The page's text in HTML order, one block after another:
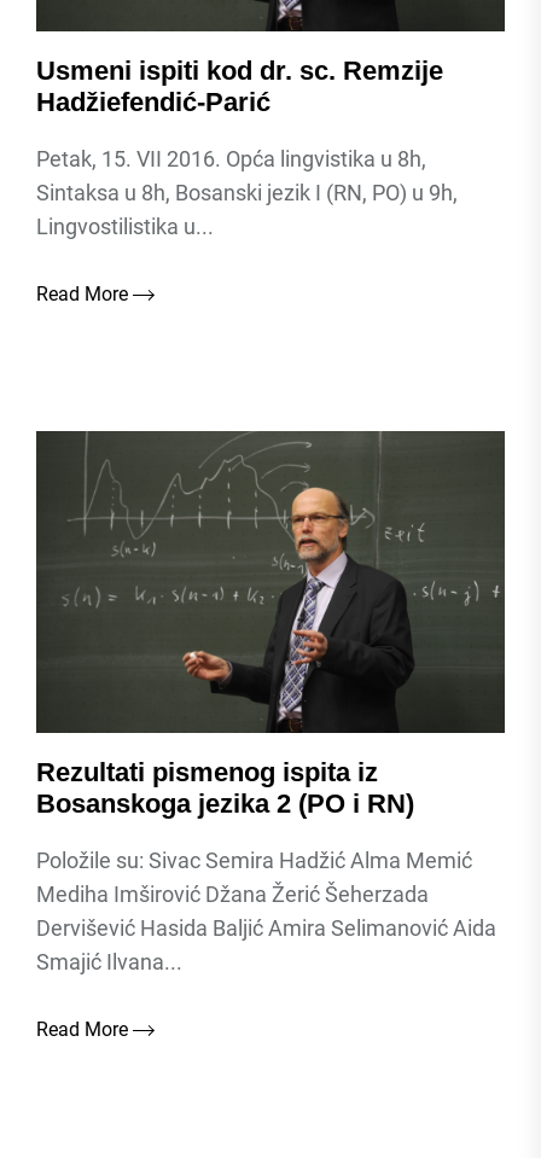
Usmeni ispiti kod dr. sc. Remzije
Hadžiefendić-Parić
Petak, 15. VII 2016. Opća lingvistika u 8h,
Sintaksa u 8h, Bosanski jezik I (RN, PO) u 9h,
Lingvostilistika u...
Read More
Rezultati pismenog ispita iz
Bosanskoga jezika 2 (PO i RN)
Položile su: Sivac Semira Hadžić Alma Memić
Mediha Imširović Džana Žerić Šeherzada
Dervišević Hasida Baljić Amira Selimanović Aida
Smajić Ilvana...
Read More